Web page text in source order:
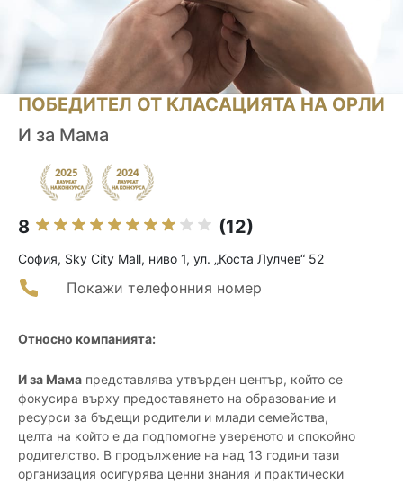
ПОБЕДИТЕЛ ОТ КЛАСАЦИЯТА НА ОРЛИ
И за Мама
8 (12)
София, Sky City Mall, ниво 1, ул. „Коста Лулчев“ 52
Покажи телефонния номер
Относно компанията:
И за Мама представлява утвърден център, който се
фокусира върху предоставянето на образование и
ресурси за бъдещи родители и млади семейства,
целта на който е да подпомогне увереното и спокойно
родителство. В продължение на над 13 години тази
организация осигурява ценни знания и практически